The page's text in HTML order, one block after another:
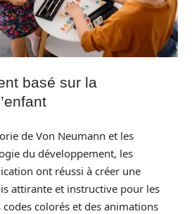
basé sur la
de Von Neumann et les
du développement, les
ont réussi à créer une
attirante et instructive pour les
colorés et des animations